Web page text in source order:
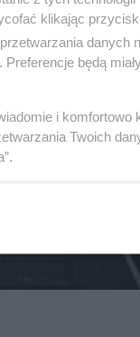
klikając
danych
będą
i
Twoich